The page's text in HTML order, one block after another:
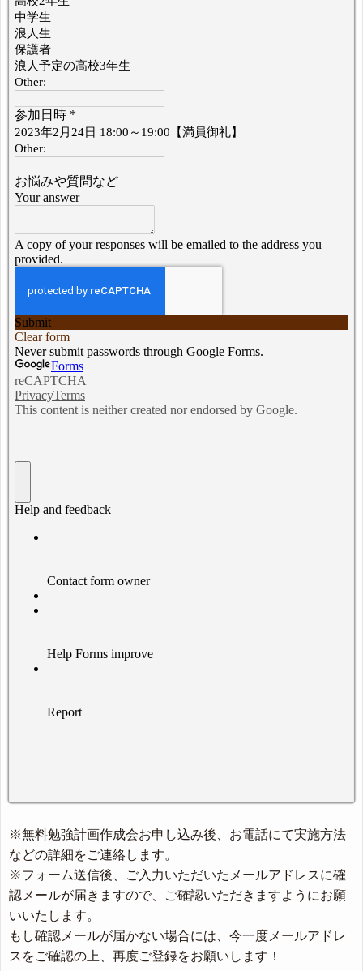
※無料勉強計画作成会お申し込み後、お電話にて実施方法
などの詳細をご連絡します。
※フォーム送信後、ご入力いただいたメールアドレスに確
認メールが届きますので、ご確認いただきますようにお願
いいたします。
もし確認メールが届かない場合には、今一度メールアドレ
スをご確認の上、再度ご登録をお願いします！